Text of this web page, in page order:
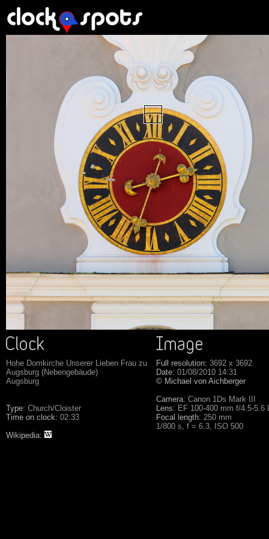
Hohe Domkirche Unserer Lieben Frau zu
Augsburg (Nebengebäude)
Augsburg
Type: Church/Cloister
Time on clock: 02:33
Wikipedia:
Full resolution: 3692 x 3692
Date: 01/08/2010 14:31
© Michael von Aichberger
Camera: Canon 1Ds Mark III
Lens: EF 100-400 mm f/4.5-5.6
Focal length: 250 mm
1/800 s, f = 6.3, ISO 500